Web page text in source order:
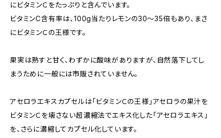
にビタミンＣをたっぷりと含んでいます。
ビタミンC含有率は、100g当たりレモンの30〜35倍もあり、まさ
にビタミンＣの王様です。
果実は熟すと甘く、わずかに酸味がありますが、自然落下してし
まうために一般には市販されていません。
アセロラエキスカプセルは「ビタミンＣの王様」アセロラの果汁を
ビタミンＣを壊さない超濃縮法でエキス化した「アセロラエキス」
を、さらに濃縮してカプセル化しています。